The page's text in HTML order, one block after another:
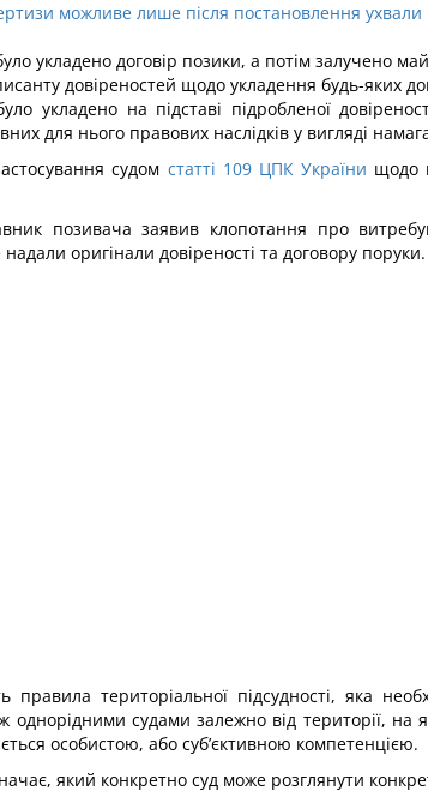
можливе лише після постановлення
укладено договір позики, а потім залучено
довіреностей щодо укладення будь-яких
укладено на підставі підробленої
для нього правових наслідків у вигляді
судом статті 109 ЦПК України щодо
позивача заявив клопотання про
оригінали довіреності та договору поруки.
правила територіальної підсудності, яка
судами залежно від території, на
особистою, або суб’єктивною компетенцією.
який конкретно суд може розглянути